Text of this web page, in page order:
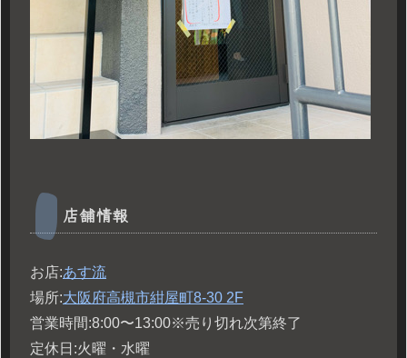
店舗情報
お店:あす流
場所:大阪府高槻市紺屋町8-30 2F
営業時間:8:00〜13:00※売り切れ次第終了
定休日:火曜・水曜